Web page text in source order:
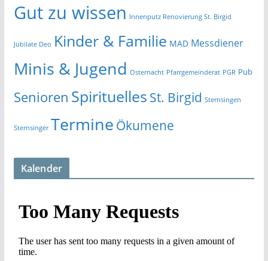
Gut zu wissen Innenputz Renovierung St. Birgid
Jubilate Deo Kinder & Familie MAD Messdiener
Minis & Jugend Osternacht Pfarrgemeinderat PGR Pub
Senioren Spirituelles St. Birgid Sternsingen
Sternsinger Termine Ökumene
Kalender